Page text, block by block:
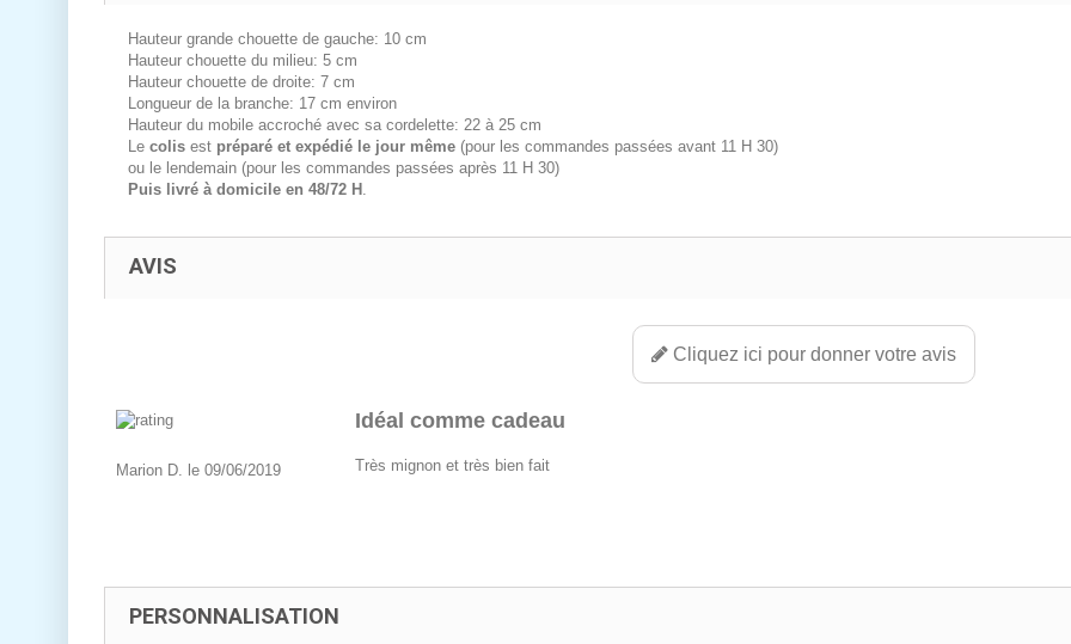
Hauteur grande chouette de gauche: 10 cm
Hauteur chouette du milieu: 5 cm
Hauteur chouette de droite: 7 cm
Longueur de la branche: 17 cm environ
Hauteur du mobile accroché avec sa cordelette: 22 à 25 cm
Le colis est préparé et expédié le jour même (pour les commandes passées avant 11 H 30)
ou le lendemain (pour les commandes passées après 11 H 30)
Puis livré à domicile en 48/72 H
AVIS
Cliquez ici pour donner votre avis
Idéal comme cadeau
Marion D. le 09/06/2019 Très mignon et très bien fait
PERSONNALISATION